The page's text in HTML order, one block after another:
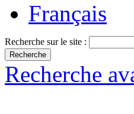
Français
Recherche sur le site :
Recherche